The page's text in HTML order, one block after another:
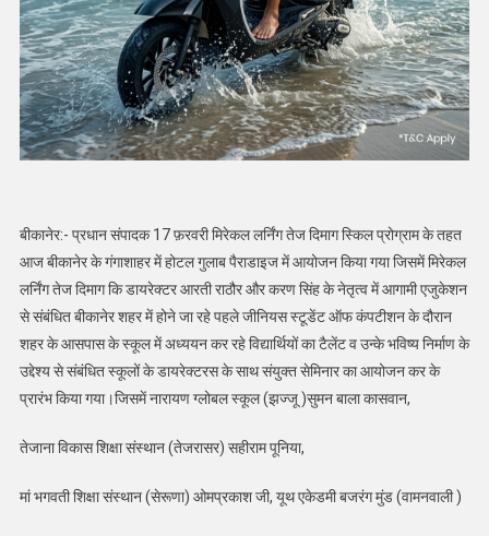
बीकानेर:- प्रधान संपादक 17 फ़रवरी मिरेकल लर्निंग तेज दिमाग स्किल प्रोग्राम के तहत
आज बीकानेर के गंगाशाहर में होटल गुलाब पैराडाइज में आयोजन किया गया जिसमें मिरेकल
लर्निंग तेज दिमाग कि डायरेक्टर आरती राठौर और करण सिंह के नेतृत्व में आगामी एजुकेशन
से संबंधित बीकानेर शहर में होने जा रहे पहले जीनियस स्टूडेंट ऑफ कंपटीशन के दौरान
शहर के आसपास के स्कूल में अध्ययन कर रहे विद्यार्थियों का टैलेंट व उन्के भविष्य निर्माण के
उद्देश्य से संबंधित स्कूलों के डायरेक्टरस के साथ संयुक्त सेमिनार का आयोजन कर के
प्रारंभ किया गया।जिसमें नारायण ग्लोबल स्कूल (झज्जू )सुमन बाला कासवान,
तेजाना विकास शिक्षा संस्थान (तेजरासर) सहीराम पूनिया,
मां भगवती शिक्षा संस्थान (सेरूणा) ओमप्रकाश जी, यूथ एकेडमी बजरंग मुंड (वामनवाली )